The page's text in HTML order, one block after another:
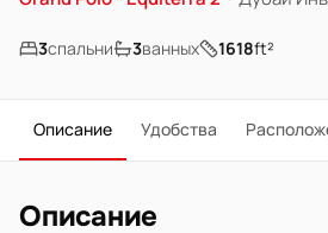
3спальни 3ванных 1618ft²
Описание Удобства
Описание